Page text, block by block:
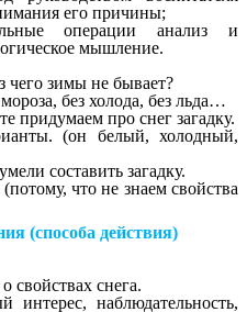
его причины;
операции анализ и
мышление.
чего зимы не бывает?
без холода, без льда…
придумаем про снег загадку.
(он белый, холодный,
составить загадку.
что не знаем свойства
(способа действия)
свойствах снега.
интерес, наблюдательность,